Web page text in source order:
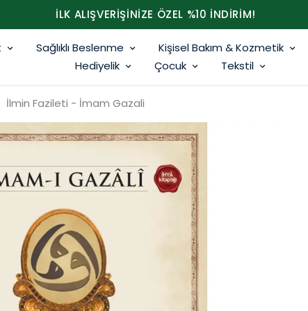
İLK ALIŞVERİŞİNİZE ÖZEL %10 İNDİRİM!
Sağlıklı Beslenme Kişisel Bakım & Kozmetik
Hediyelik
Çocuk Tekstil
İlmin Fazileti - İmam Gazali